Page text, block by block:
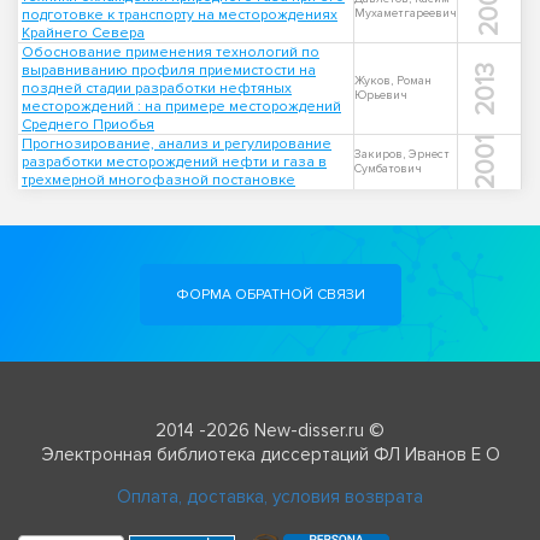
подготовке к транспорту на месторождениях
Крайнего Севера
Мухаметгареевич
Обоснование применения технологий по
выравниванию профиля приемистости на
поздней стадии разработки нефтяных
месторождений : на примере месторождений
Среднего Приобья
Жуков, Роман
Юрьевич
2013
Прогнозирование, анализ и регулирование
разработки месторождений нефти и газа в
трехмерной многофазной постановке
Закиров, Эрнест
Сумбатович
2001
ФОРМА ОБРАТНОЙ СВЯЗИ
2014 -2026 New-disser.ru ©
Электронная библиотека диссертаций ФЛ Иванов Е О
Оплата, доставка, условия возврата